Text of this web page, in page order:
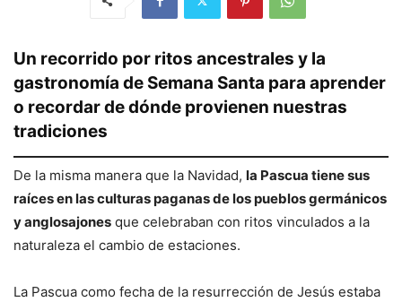
Un recorrido por ritos ancestrales y la
gastronomía de Semana Santa para aprender
o recordar de dónde provienen nuestras
tradiciones
De la misma manera que la Navidad, la Pascua tiene sus
raíces en las culturas paganas de los pueblos germánicos
y anglosajones que celebraban con ritos vinculados a la
naturaleza el cambio de estaciones.
La Pascua como fecha de la resurrección de Jesús estaba